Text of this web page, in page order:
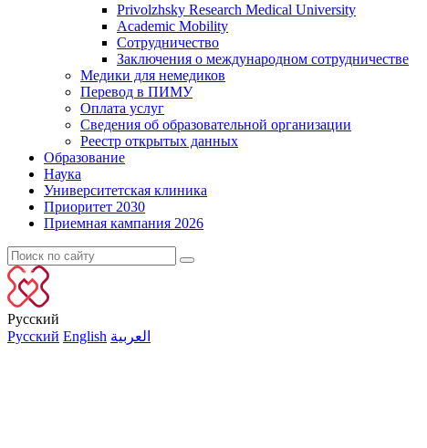
Privolzhsky Research Medical University
Academic Mobility
Сотрудничество
Заключения о международном сотрудничестве
Медики для немедиков
Перевод в ПИМУ
Оплата услуг
Сведения об образовательной организации
Реестр открытых данных
Образование
Наука
Университетская клиника
Приоритет 2030
Приемная кампания 2026
Русский
Русский English العربية